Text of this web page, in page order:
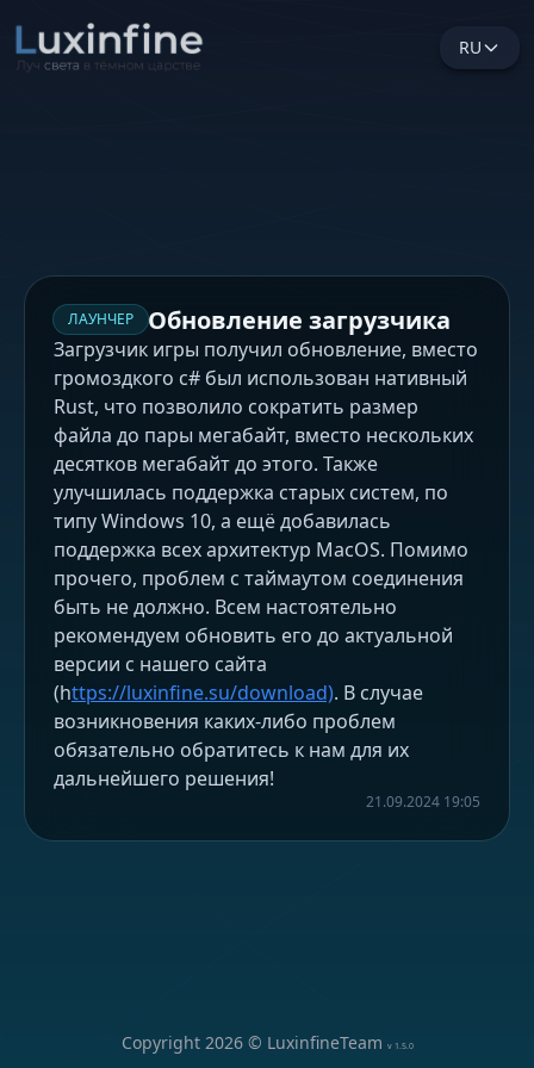
RU
ЛАУНЧЕР Обновление загрузчика
Загрузчик игры получил обновление, вместо
громоздкого c# был использован нативный
Rust, что позволило сократить размер
файла до пары мегабайт, вместо нескольких
десятков мегабайт до этого. Также
улучшилась поддержка старых систем, по
типу Windows 10, а ещё добавилась
поддержка всех архитектур MacOS. Помимо
прочего, проблем с таймаутом соединения
быть не должно. Всем настоятельно
рекомендуем обновить его до актуальной
версии с нашего сайта
(https://luxinfine.su/download). В случае
возникновения каких-либо проблем
обязательно обратитесь к нам для их
дальнейшего решения!
21.09.2024 19:05
Copyright 2026© LuxinfineTeam v 1.5.0